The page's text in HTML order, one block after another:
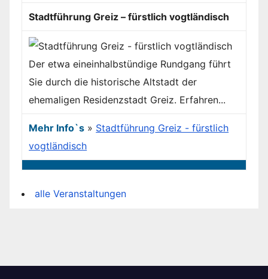
Stadtführung Greiz – fürstlich vogtländisch
Der etwa eineinhalbstündige Rundgang führt
Sie durch die historische Altstadt der
ehemaligen Residenzstadt Greiz. Erfahren...
Mehr Info`s » Stadtführung Greiz - fürstlich
vogtländisch
alle Veranstaltungen